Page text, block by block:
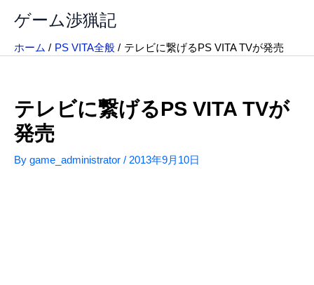
ス
ゲーム渉猟記
ホーム PS VITA全般 テレビに繋げるPS VITA TVが発売
テレビに繋げるPS VITA TVが
発売
By game_administrator / 2013年9月10日